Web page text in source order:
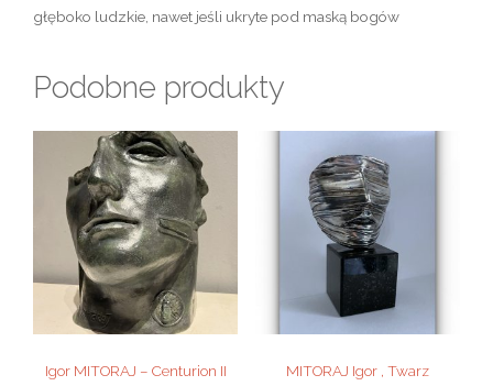
głęboko ludzkie, nawet jeśli ukryte pod maską bogów
Podobne produkty
Igor MITORAJ – Centurion II
MITORAJ Igor , Twarz